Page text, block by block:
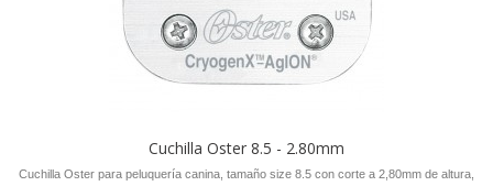
Cuchilla Oster 8.5 - 2.80mm
Cuchilla Oster para peluquería canina, tamaño size 8.5 con corte a 2,80mm de altura,